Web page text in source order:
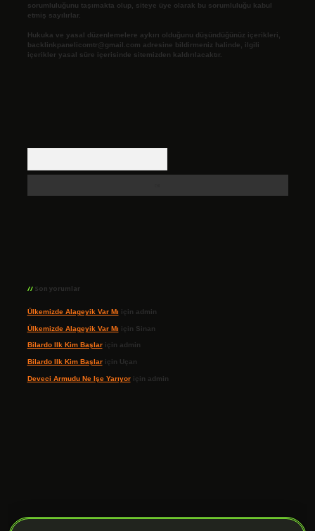
sorumluluğunu taşımakta olup, siteye üye olarak bu sorumluluğu kabul
etmiş sayılırlar.
Hukuka ve yasal düzenlemelere aykırı olduğunu düşündüğünüz içerikleri,
backlinkpanelicomtr@gmail.com adresine bildirmeniz halinde, ilgili
içerikler yasal süre içerisinde sitemizden kaldırılacaktır.
Son yorumlar
Ülkemizde Alageyik Var Mı için admin
Ülkemizde Alageyik Var Mı için Sinan
Bilardo Ilk Kim Başlariçin admin
Bilardo Ilk Kim Başlariçin Uçan
Deveci Armudu Ne Işe Yarıyoriçin admin